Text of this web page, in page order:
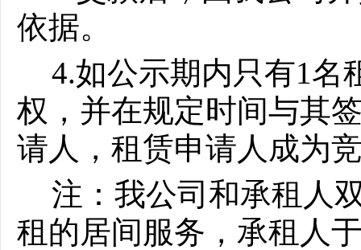
依据。
4.如公示期内只有1名
权，并在规定时间与其
请人，租赁申请人成为
注：我公司和承租人
租的居间服务，承租人